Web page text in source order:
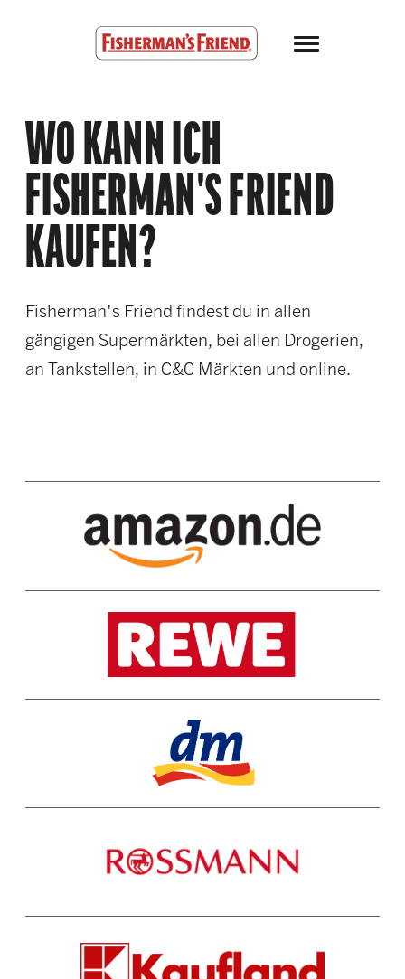
WO KANN ICH
FISHERMAN'S FRIEND
KAUFEN?
Fisherman's Friend findest du in allen
gängigen Supermärkten, bei allen Drogerien,
an Tankstellen, in C&C Märkten und online.
AMAZON
REWE
DM
ROSSMANN
KAUFLAND